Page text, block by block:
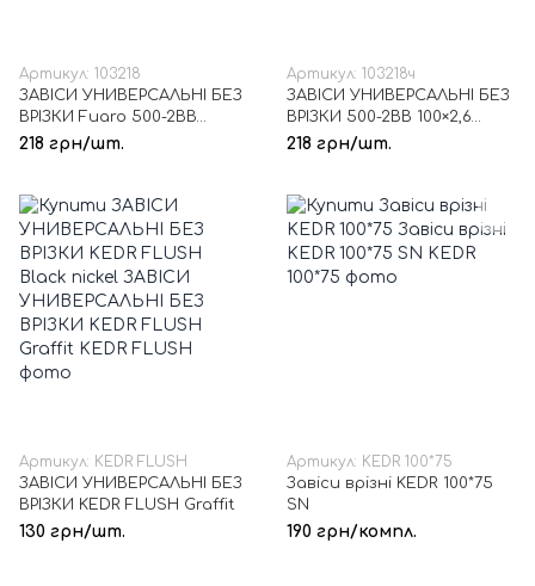
Артикул: 103218
ЗАВІСИ УНИВЕРСАЛЬНІ БЕЗ
ВРІЗКИ Fuaro 500-2BB
100×2,6 бронза
218 грн/шт.
Артикул: 103218ч
ЗАВІСИ УНИВЕРСАЛЬНІ БЕЗ
ВРІЗКИ 500-2BB 100×2,6
чорний
218 грн/шт.
Артикул: KEDR FLUSH
ЗАВІСИ УНИВЕРСАЛЬНІ БЕЗ
ВРІЗКИ KEDR FLUSH Graffit
130 грн/шт.
Артикул: KEDR 100*75
Завіси врізні KEDR 100*75
SN
190 грн/компл.